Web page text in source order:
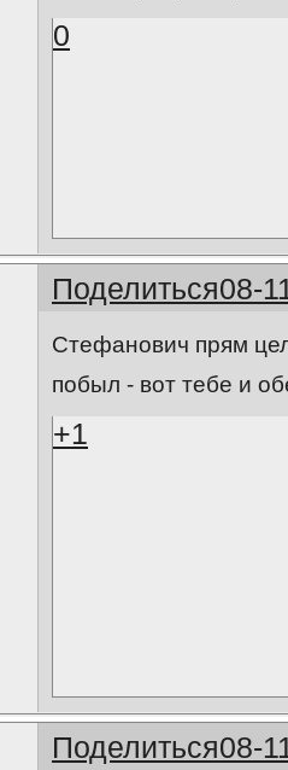
0
Поделиться08-
Стефанович прям
побыл - вот тебе и
+1
Поделиться08-